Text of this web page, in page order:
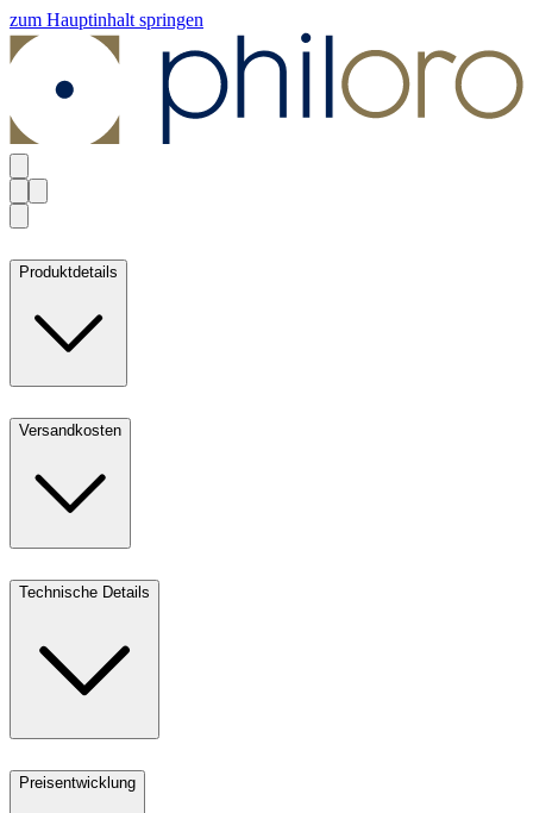
zum Hauptinhalt springen
Produktdetails
Versandkosten
Technische Details
Preisentwicklung